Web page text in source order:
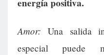
energía positiva.
Amor: Una salida
especial puede